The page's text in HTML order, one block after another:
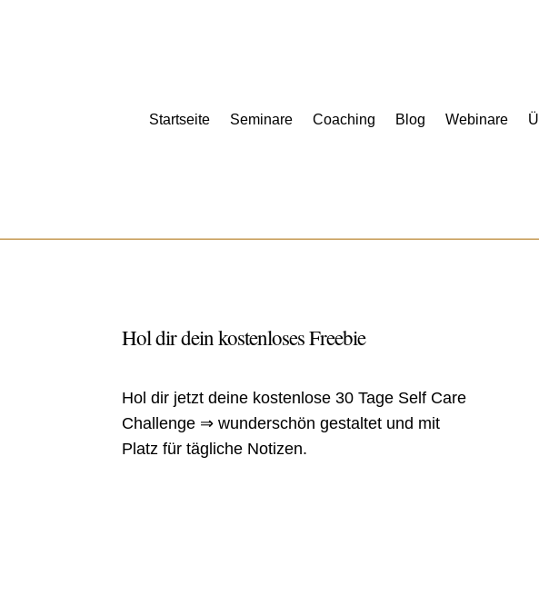
Startseite Seminare Coaching Blog Webinare
Hol dir dein kostenloses Freebie
Hol dir jetzt deine kostenlose 30 Tage Self Care
Challenge ⇒ wunderschön gestaltet und mit
Platz für tägliche Notizen.